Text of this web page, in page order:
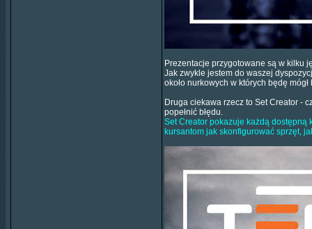
Prezentacje przygotowane są w kilku
Jak zwykle jestem do waszej
około nurkowych w których będę mógł
Druga ciekawa rzecz to Set Creator -
popełnić błędu.
Set Creator pokazuje każdą dostępną
kursantom jak skonfigurować sprzęt,